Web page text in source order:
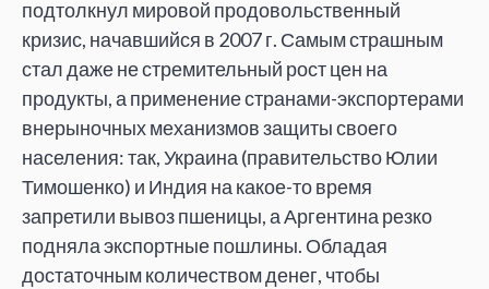
подтолкнул мировой продовольственный
кризис, начавшийся в 2007 г. Самым страшным
стал даже не стремительный рост цен на
продукты, а применение странами-экспортерами
внерыночных механизмов защиты своего
населения: так, Украина (правительство Юлии
Тимошенко) и Индия на какое-то время
запретили вывоз пшеницы, а Аргентина резко
подняла экспортные пошлины. Обладая
достаточным количеством денег, чтобы